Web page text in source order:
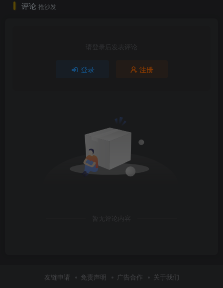
评论 抢沙发
请登录后发表评论
登录 注册
暂无评论内容
友链申请 免责声明 广告合作 关于我们